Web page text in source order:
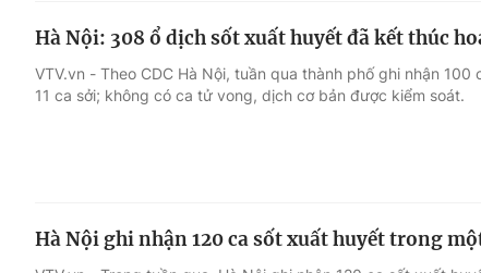
Hà Nội: 308 ổ dịch sốt xuất huyết đã kết thúc
VTV.vn - Theo CDC Hà Nội, tuần qua thành phố ghi nhận
11 ca sởi; không có ca tử vong, dịch cơ bản được kiểm soát.
Hà Nội ghi nhận 120 ca sốt xuất huyết trong